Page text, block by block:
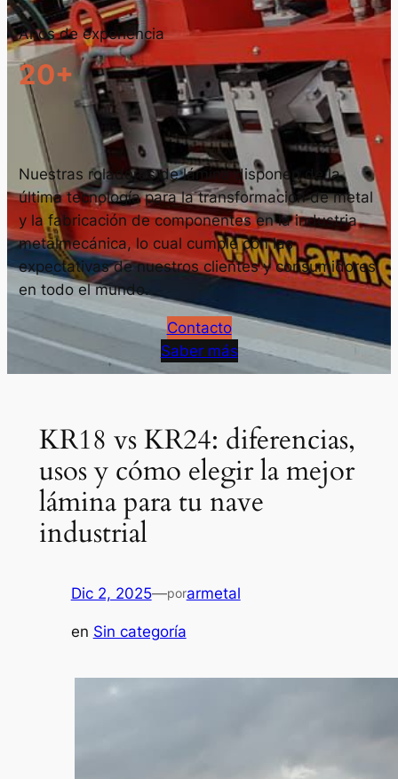
Años de experiencia
20+
Nuestras roladoras de lámina disponen de la
última tecnología para la transformación de metal
y la fabricación de componentes en la industria
metalmecánica, lo cual cumple con las
expectativas de nuestros clientes y consumidores
en todo el mundo.
Contacto
Saber más
KR18 vs KR24: diferencias,
usos y cómo elegir la mejor
lámina para tu nave
industrial
Dic 2, 2025—porarmetal
en Sin categoría